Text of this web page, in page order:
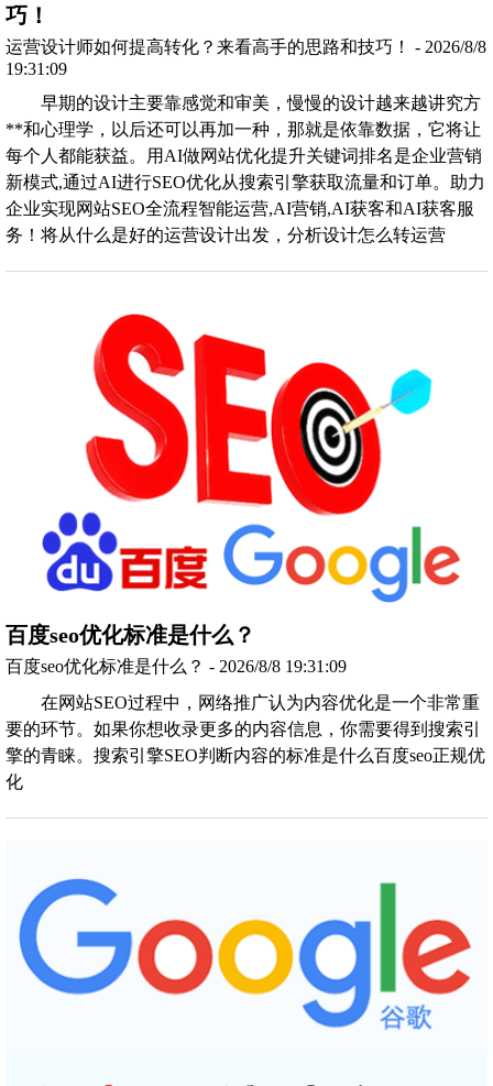
巧！
运营设计师如何提高转化？来看高手的思路和技巧！ - 2026/8/8
19:31:09
早期的设计主要靠感觉和审美，慢慢的设计越来越讲究方
**和心理学，以后还可以再加一种，那就是依靠数据，它将让
每个人都能获益。用AI做网站优化提升关键词排名是企业营销
新模式,通过AI进行SEO优化从搜索引擎获取流量和订单。助力
企业实现网站SEO全流程智能运营,AI营销,AI获客和AI获客服
务！将从什么是好的运营设计出发，分析设计怎么转运营
百度seo优化标准是什么？
百度seo优化标准是什么？ - 2026/8/8 19:31:09
在网站SEO过程中，网络推广认为内容优化是一个非常重
要的环节。如果你想收录更多的内容信息，你需要得到搜索引
擎的青睐。搜索引擎SEO判断内容的标准是什么百度seo正规优
化